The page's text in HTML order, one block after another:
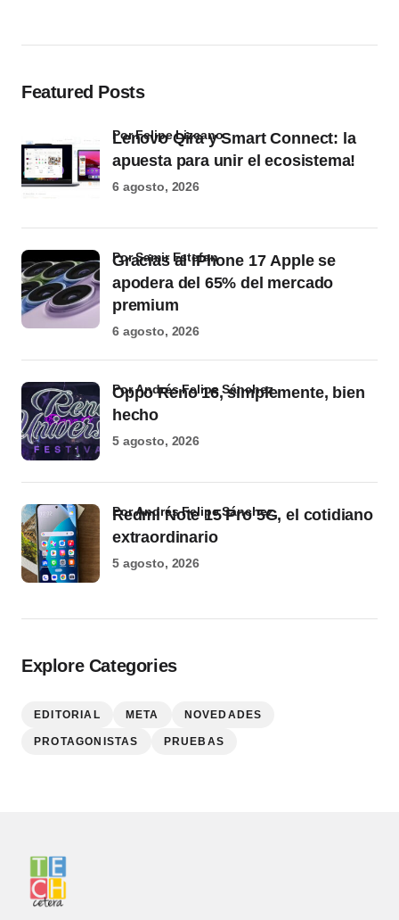
Featured Posts
Lenovo Qira y Smart Connect: la
apuesta para unir el ecosistema!
por Felipe Lizcano
6 agosto, 2026
Gracias al iPhone 17 Apple se
apodera del 65% del mercado
premium
por Samir Estefan
6 agosto, 2026
Oppo Reno 16, simplemente, bien
hecho
por Andrés Felipe Sánchez
5 agosto, 2026
Redmi Note 15 Pro 5G, el cotidiano
extraordinario
por Andrés Felipe Sánchez
5 agosto, 2026
Explore Categories
EDITORIAL META NOVEDADES
PROTAGONISTAS PRUEBAS